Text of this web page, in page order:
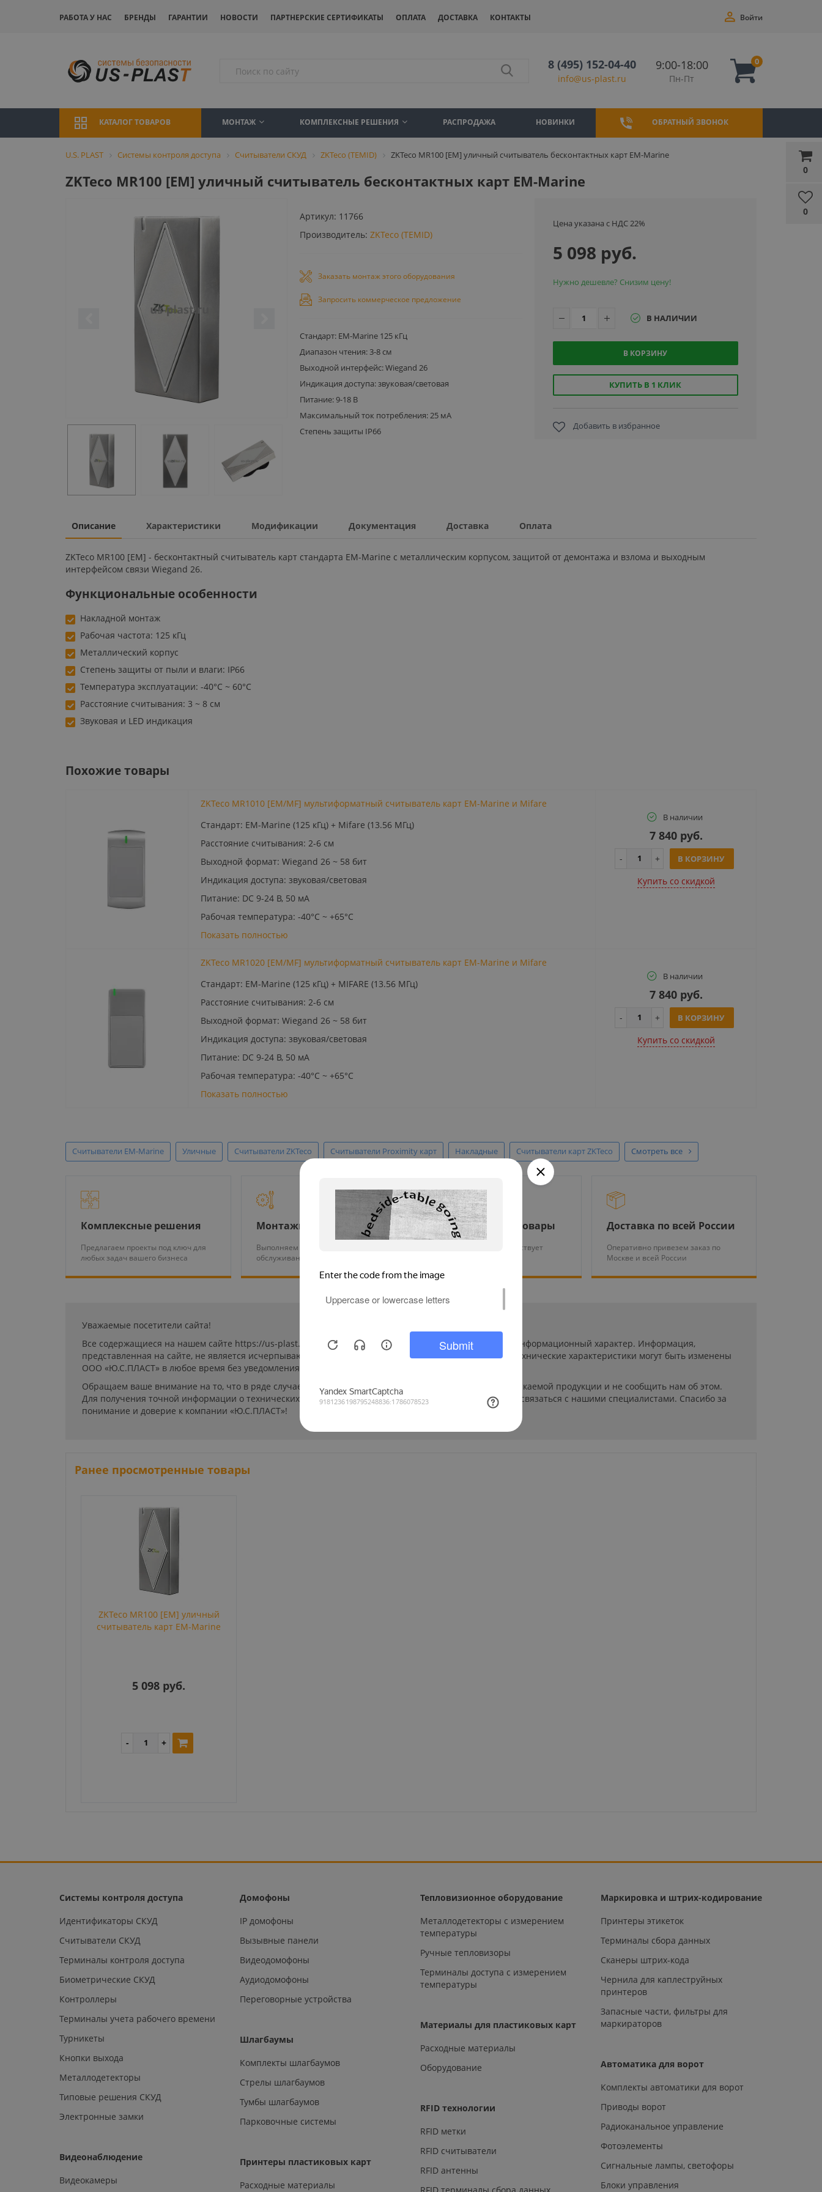
РАБОТА У НАС БРЕНДЫ ГАРАНТИИ НОВОСТИ ПАРТНЕРСКИЕ СЕРТИФИКАТЫ ОПЛАТА ДОСТАВКА КОНТАКТЫ
0
0
Войти
8 (495) 152-04-40
info@us-plast.ru
9:00-18:00
Пн-Пт
0
КАТАЛОГ ТОВАРОВ МОНТАЖ КОМПЛЕКСНЫЕ РЕШЕНИЯ РАСПРОДАЖА НОВИНКИ ОБРАТНЫЙ ЗВОНОК
U.S. PLAST Системы контроля доступа Считыватели СКУД ZKTeco (TEMID) ZKTeco MR100 [EM] уличный считыватель бесконтактных карт EM-Marine
ZKTeco MR100 [EM] уличный считыватель бесконтактных карт EM-Marine
Артикул: 11766
Производитель: ZKTeco (TEMID)
Заказать монтаж этого оборудования
Запросить коммерческое предложение
Стандарт: EM-Marine 125 кГц
Диапазон чтения: 3-8 см
Выходной интерфейс: Wiegand 26
Индикация доступа: звуковая/световая
Питание: 9-18 В
Максимальный ток потребления: 25 мА
Степень защиты IP66
Цена указана с НДС 22%
5 098 руб.
Нужно дешевле? Снизим цену!
В НАЛИЧИИ
В КОРЗИНУ
КУПИТЬ В 1 КЛИК
Добавить в избранное
Описание Характеристики Модификации Документация Доставка Оплата
ZKTeco MR100 [EM] - бесконтактный считыватель карт стандарта EM-Marine с металлическим корпусом, защитой от демонтажа и взлома и выходным
интерфейсом связи Wiegand 26.
Функциональные особенности
Накладной монтаж
Рабочая частота: 125 кГц
Металлический корпус
Степень защиты от пыли и влаги: IP66
Температура эксплуатации: -40°C ~ 60°C
Расстояние считывания: 3 ~ 8 см
Звуковая и LED индикация
Похожие товары
ZKTeco MR1010 [EM/MF] мультиформатный считыватель карт EM-Marine и Mifare
Стандарт: EM-Marine (125 кГц) + Mifare (13.56 МГц)
Расстояние считывания: 2-6 см
Выходной формат: Wiegand 26 ~ 58 бит
Индикация доступа: звуковая/световая
Питание: DC 9-24 В, 50 мA
Рабочая температура: -40°C ~ +65°C
Показать полностью
В наличии
7 840 руб.
В КОРЗИНУ
Купить cо скидкой
ZKTeco MR1020 [EM/MF] мультиформатный считыватель карт EM-Marine и Mifare
Стандарт: EM-Marine (125 кГц) + MIFARE (13.56 МГц)
Расстояние считывания: 2-6 см
Выходной формат: Wiegand 26 ~ 58 бит
Индикация доступа: звуковая/световая
Питание: DC 9-24 В, 50 мA
Рабочая температура: -40°C ~ +65°C
Показать полностью
В наличии
7 840 руб.
В КОРЗИНУ
Купить cо скидкой
Считыватели EM-Marine Уличные Считыватели ZKTeco Считыватели Proximity карт Накладные Считыватели карт ZKTeco Смотреть все
Комплексные решения
Предлагаем проекты под ключ для
любых задач вашего бизнеса
Монтажные работы
Выполняем монтаж и тех.
обслуживание оборудования
Гарантия на все товары
На нашу продукцию действует
Доставка по всей России
Оперативно привезем заказ по
Москве и всей России
Уважаемые посетители сайта!
Все содержащиеся на нашем сайте https://us-plast.ru/ (далее «сайт») сведения носят исключительно информационный характер. Информация,
представленная на сайте, не является исчерпывающей. Указанные на сайте цены, комплектации и технические характеристики могут быть изменены
ООО «Ю.С.ПЛАСТ» в любое время без уведомления пользователей сайта.
Обращаем ваше внимание на то, что в ряде случаев производители могут изменить параметры выпускаемой продукции и не сообщить нам об этом.
Для получения точной информации о технических характеристиках и стоимости товаров необходимо связаться с нашими специалистами. Спасибо за
понимание и доверие к компании «Ю.С.ПЛАСТ»!
Ранее просмотренные товары
ZKTeco MR100 [EM] уличный
считыватель карт EM-Marine
5 098 руб.
Системы контроля доступа
Идентификаторы СКУД
Считыватели СКУД
Терминалы контроля доступа
Биометрические СКУД
Контроллеры
Терминалы учета рабочего времени
Турникеты
Кнопки выхода
Металлодетекторы
Типовые решения СКУД
Электронные замки
Видеонаблюдение
Видеокамеры
Домофоны
IP домофоны
Вызывные панели
Видеодомофоны
Аудиодомофоны
Переговорные устройства
Шлагбаумы
Комплекты шлагбаумов
Стрелы шлагбаумов
Тумбы шлагбаумов
Парковочные системы
Принтеры пластиковых карт
Расходные материалы
Тепловизионное оборудование
Металлодетекторы с измерением
температуры
Ручные тепловизоры
Терминалы доступа с измерением
температуры
Материалы для пластиковых карт
Расходные материалы
Оборудование
RFID технологии
RFID метки
RFID считыватели
RFID антенны
Маркировка и штрих-кодирование
Принтеры этикеток
Терминалы сбора данных
Сканеры штрих-кода
Чернила для каплеструйных
принтеров
Запасные части, фильтры для
маркираторов
Автоматика для ворот
Комплекты автоматики для ворот
Приводы ворот
Радиоканальное управление
Фотоэлементы
Сигнальные лампы, светофоры
Блоки управления